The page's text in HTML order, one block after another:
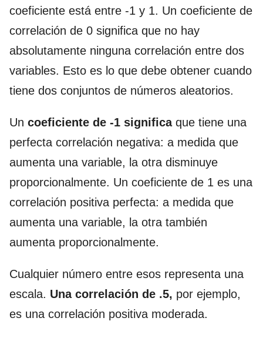
coeficiente está entre -1 y 1. Un coeficiente de
correlación de 0 significa que no hay
absolutamente ninguna correlación entre dos
variables. Esto es lo que debe obtener cuando
tiene dos conjuntos de números aleatorios.
Un coeficiente de -1 significa que tiene una
perfecta correlación negativa: a medida que
aumenta una variable, la otra disminuye
proporcionalmente. Un coeficiente de 1 es una
correlación positiva perfecta: a medida que
aumenta una variable, la otra también
aumenta proporcionalmente.
Cualquier número entre esos representa una
escala. Una correlación de .5, por ejemplo,
es una correlación positiva moderada.